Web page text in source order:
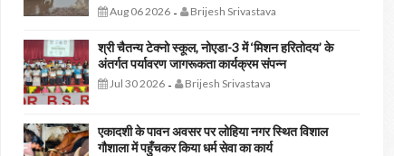
Aug 06 2026- Brijesh Srivastava
श्री चैतन्य टेक्नो स्कूल, नोएडा-3 में ‘मिशन हरितोदय’ के
अंतर्गत पर्यावरण जागरूकता कार्यक्रम संपन्न
Jul 30 2026- Brijesh Srivastava
एकादशी के पावन अवसर पर लोहिया नगर स्थित विशाल
गौशाला में पहुँचकर किया धर्म सेवा का कार्य